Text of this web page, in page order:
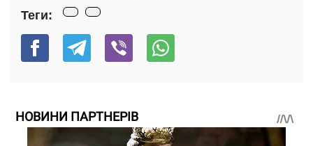
Теги:
НОВИНИ ПАРТНЕРІВ